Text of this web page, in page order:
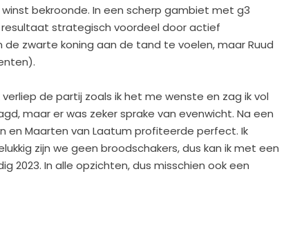
bekroonde. In een scherp gambiet met g3
strategisch voordeel door actief
zwarte koning aan de tand te voelen, maar Ruud
de partij zoals ik het me wenste en zag ik vol
maar er was zeker sprake van evenwicht. Na een
en Maarten van Laatum profiteerde perfect. Ik
zijn we geen broodschakers, dus kan ik met een
In alle opzichten, dus misschien ook een